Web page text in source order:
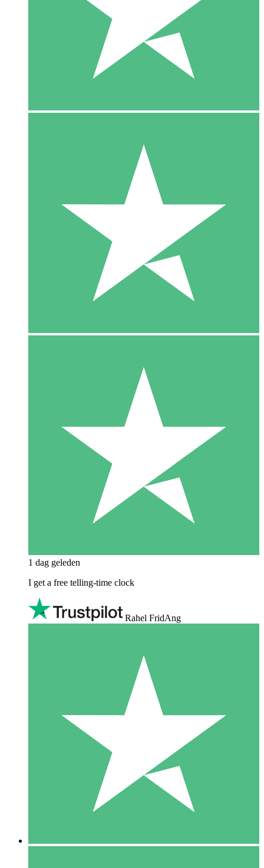
1 dag geleden
I get a free telling-time clock
Rahel FridAng